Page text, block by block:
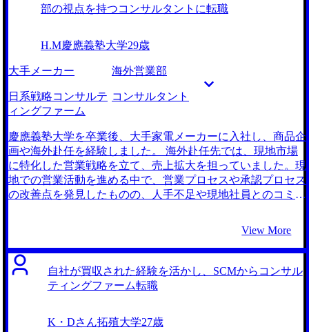
部の視点を持つコンサルタントに転職
H.M慶應義塾大学29歳
大手メーカー 海外営業部
日系戦略コンサルテ
ィングファーム
コンサルタント
慶應義塾大学を卒業後、大手家電メーカーに入社し、商品企
画や海外赴任を経験しました。 海外赴任先では、現地市場
に特化した営業戦略を立て、売上拡大を担っていました。現
地での営業活動を進める中で、営業プロセスや承認プロセス
の改善点を発見したものの、人手不足や現地社員とのコミュ
てもらうための時間がかかり、その結果、自分が望むような
変革を実現する難しさに直面しました。内部からの変革に限
界を感じ、外部から変革をリードする仕事をしたいという思
いが強まり、転職を決意しました。 営業戦略やプロセス改
ターネットで調べる中で、外部の立場から変革を起こすサポ
View More
自社が買収された経験を活かし、SCMからコンサル
ティングファーム転職
K・Dさん拓殖大学27歳